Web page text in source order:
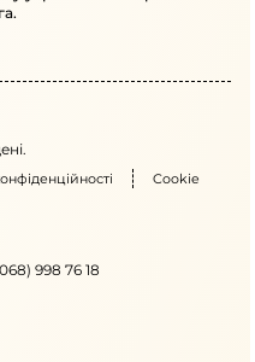
Cookie
998 76 18